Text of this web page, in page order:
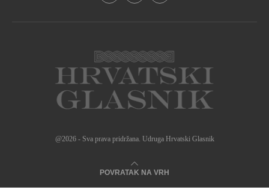
@2026 - Sva prava pridržana. Udruga Hrvatski Glasnik
POVRATAK NA VRH